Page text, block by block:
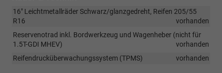
16" Leichtmetallräder Schwarz/glanzgedreht, Reifen 205/55
R16
vorhanden
Reservenotrad inkl. Bordwerkzeug und Wagenheber (nicht für
1.5T-GDI MHEV)
vorhanden
Reifendrucküberwachungssystem (TPMS)
vorhanden